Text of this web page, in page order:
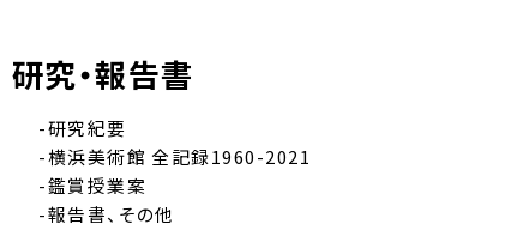
研究・報告書
-研究紀要
-横浜美術館 全記録1960-2021
-鑑賞授業案
-報告書、その他